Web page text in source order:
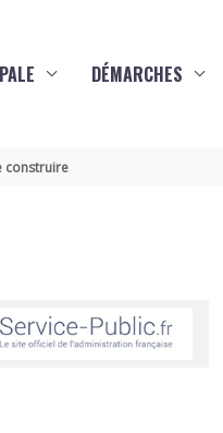
DÉMARCHES
construire